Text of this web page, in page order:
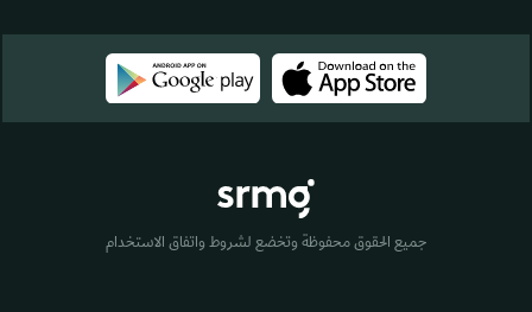
جميع الحقوق محفوظة وتخضع لشروط واتفاق الاستخدام